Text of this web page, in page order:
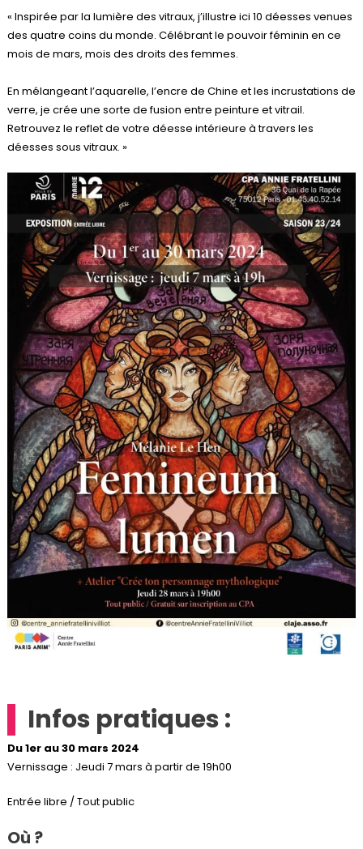
« Inspirée par la lumière des vitraux, j’illustre ici 10 déesses venues
des quatre coins du monde. Célébrant le pouvoir féminin en ce
mois de mars, mois des droits des femmes.
En mélangeant l’aquarelle, l’encre de Chine et les incrustations de
verre, je crée une sorte de fusion entre peinture et vitrail.
Retrouvez le reflet de votre déesse intérieure à travers les
déesses sous vitraux. »
Infos pratiques :
Du 1er au 30 mars 2024
Vernissage : Jeudi 7 mars à partir de 19h00
Entrée libre / Tout public
Où ?